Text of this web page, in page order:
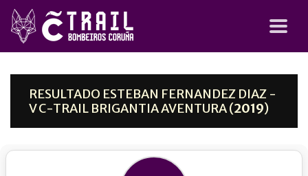
RESULTADO ESTEBAN FERNANDEZ DIAZ -
V C-TRAIL BRIGANTIA AVENTURA (2019)